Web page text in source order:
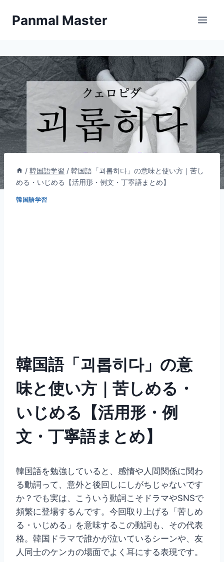
キ
ッ
プ
Panmal Master
/ 韓国語学習 / 韓国語「괴롭히다」の意味と使い方｜苦し
める・いじめる【活用形・例文・丁寧語まとめ】
韓国語学習
韓国語「괴롭히다」の意
味と使い方｜苦しめる・
いじめる【活用形・例
文・丁寧語まとめ】
韓国語を勉強していると、感情や人間関係に関わ
る動詞って、意外と後回しにしがちじゃないです
か？でも実は、こういう動詞こそドラマやSNSで
頻繁に登場するんです。今回取り上げる「苦しめ
る・いじめる」を意味するこの動詞も、その代表
格。韓国ドラマで誰かが泣いているシーンや、友
人同士のケンカの場面でよく耳にする表現です。